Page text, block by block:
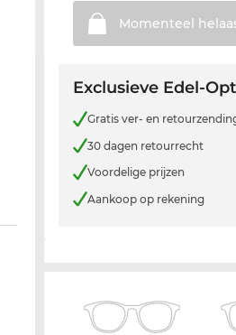
Momenteel
Exclusieve Edel-
Gratis ver- en
30 dagen retourrecht
Voordelige prijzen
Aankoop op rekening